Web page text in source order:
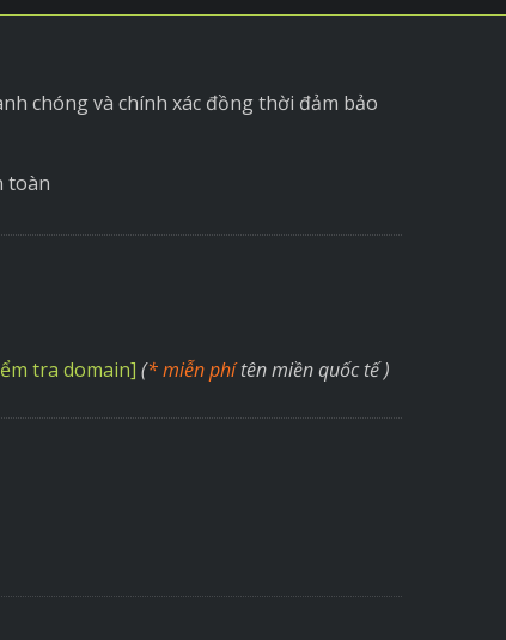
chóng và chính xác đồng thời đảm bảo
toàn
tra domain] (* miễn phítên miền quốc tế )